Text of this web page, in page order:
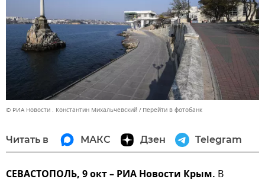
© РИА Новости . Константин Михальчевский Перейти в фотобанк
Читать в МАКС Дзен Telegram
СЕВАСТОПОЛЬ, 9 окт – РИА Новости Крым. В